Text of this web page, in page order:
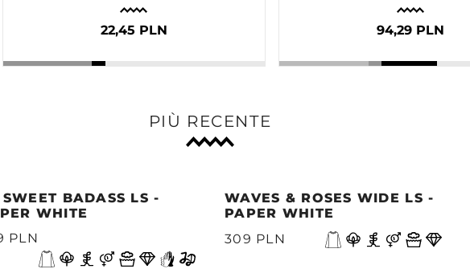
22,45 PLN 94,29 PLN
PIÙ RECENTE
BADASS LS -
WHITE
PLN
WAVES & ROSES WIDE LS -
PAPER WHITE
309 PLN